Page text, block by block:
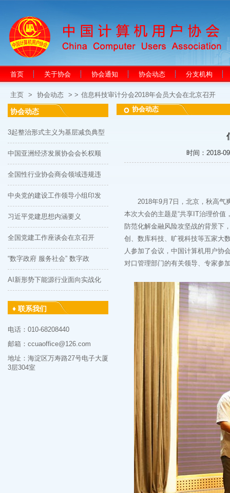
首页 关于协会 协会通知 协会动态 分支机构
主页 > 协会动态 > > 信息科技审计分会2018年会员大会在北京召开
协会动态
3起整治形式主义为基层减负典型
中国亚洲经济发展协会会长权顺
全国性行业协会商会领域违规违
中央党的建设工作领导小组印发
习近平党建思想内涵要义
全国党建工作座谈会在京召开
“数字政府 服务社会” 数字政
AI新形势下能源行业面向实战化
♦ 联系我们
电话：010-68208440
邮箱：ccuaoffice@126.com
地址：海淀区万寿路27号电子大厦
3层304室
协会动态
时间：2018-
2018年9月7日，北京，秋高气爽
本次大会的主题是“共享IT治理价值
防范化解金融风险攻坚战的背景下
创、数库科技、旷视科技等五家大
人参加了会议，中国计算机用户协
对口管理部门的有关领导、专家参